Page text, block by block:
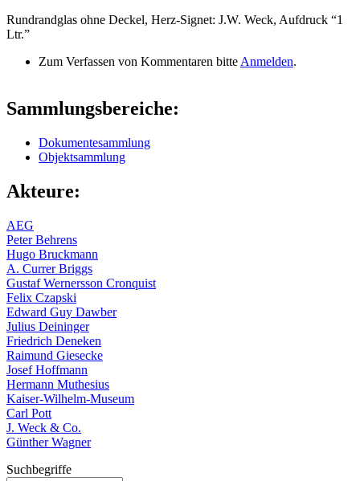
Rundrandglas ohne Deckel, Herz-Signet: J.W. Weck, Aufdruck “1
Ltr.”
Zum Verfassen von Kommentaren bitte Anmelden.
Sammlungsbereiche:
Dokumentesammlung
Objektsammlung
Akteure:
AEG
Peter Behrens
Hugo Bruckmann
A. Currer Briggs
Gustaf Wernersson Cronquist
Felix Czapski
Edward Guy Dawber
Julius Deininger
Friedrich Deneken
Raimund Giesecke
Josef Hoffmann
Hermann Muthesius
Kaiser-Wilhelm-Museum
Carl Pott
J. Weck & Co.
Günther Wagner
Suchbegriffe